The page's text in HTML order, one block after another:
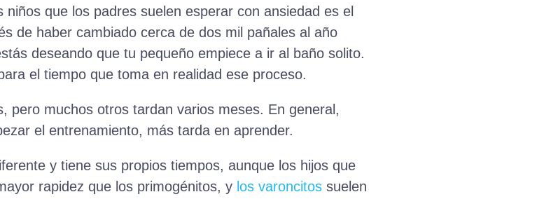
que los padres suelen esperar con ansiedad es el
de haber cambiado cerca de dos mil pañales al año
deseando que tu pequeño empiece a ir al baño solito.
el tiempo que toma en realidad ese proceso.
pero muchos otros tardan varios meses. En general,
el entrenamiento, más tarda en aprender.
y tiene sus propios tiempos, aunque los hijos que
rapidez que los primogénitos, y los varoncitos suelen